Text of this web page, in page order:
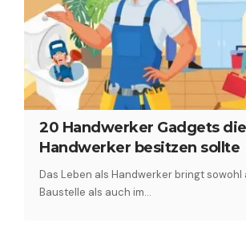
20 Handwerker Gadgets
Handwerker besitzen sollte
Das Leben als Handwerker bringt sowohl
Baustelle als auch im…